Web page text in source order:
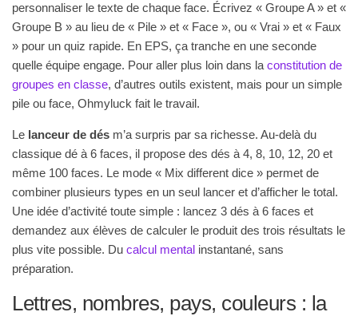
personnaliser le texte de chaque face. Écrivez « Groupe A » et «
Groupe B » au lieu de « Pile » et « Face », ou « Vrai » et « Faux
» pour un quiz rapide. En EPS, ça tranche en une seconde
quelle équipe engage. Pour aller plus loin dans la constitution de
groupes en classe, d’autres outils existent, mais pour un simple
pile ou face, Ohmyluck fait le travail.
Le lanceur de dés m’a surpris par sa richesse. Au-delà du
classique dé à 6 faces, il propose des dés à 4, 8, 10, 12, 20 et
même 100 faces. Le mode « Mix different dice » permet de
combiner plusieurs types en un seul lancer et d’afficher le total.
Une idée d’activité toute simple : lancez 3 dés à 6 faces et
demandez aux élèves de calculer le produit des trois résultats le
plus vite possible. Du calcul mental instantané, sans
préparation.
Lettres, nombres, pays, couleurs : la